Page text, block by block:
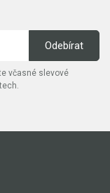
včasné slevové